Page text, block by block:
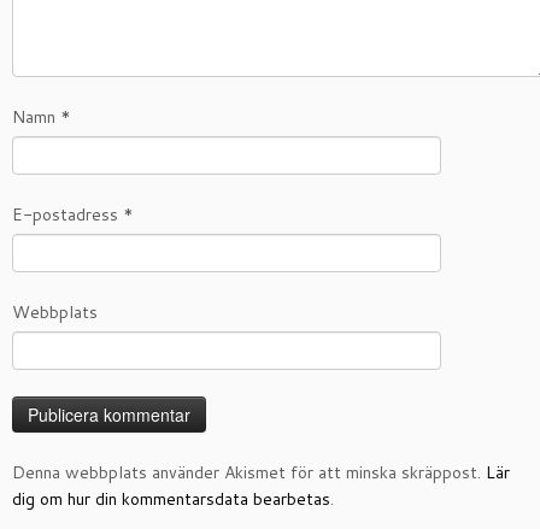
Namn *
E-postadress *
Webbplats
Denna webbplats använder Akismet för att minska skräppost. Lär
dig om hur din kommentarsdata bearbetas.